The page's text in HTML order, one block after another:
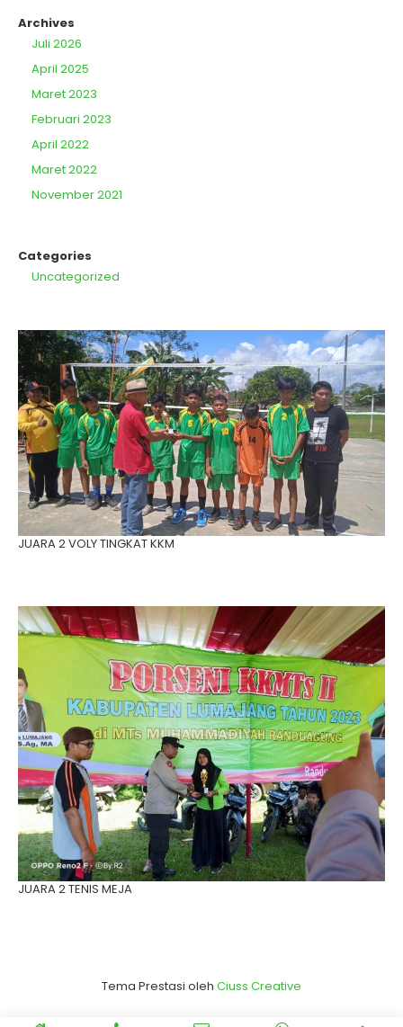
Archives
Juli 2026
April 2025
Maret 2023
Februari 2023
April 2022
Maret 2022
November 2021
Categories
Uncategorized
JUARA 2 VOLY TINGKAT KKM
JUARA 2 TENIS MEJA
Tema Prestasi oleh Ciuss Creative